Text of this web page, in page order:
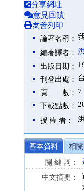
分享網址
意見回饋
友善列印
論著名稱：
編著譯者：
出版日期：
刊登出處：
頁 數： 7
下載點數：
授 權 者：
基本資料
相
關 鍵 詞：
中文摘要：